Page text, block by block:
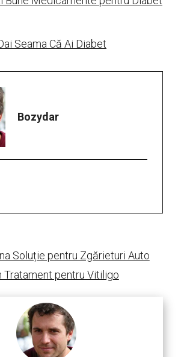
Seama Că Ai Diabet
Bozydar
Soluție pentru Zgărieturi Auto
Tratament pentru Vitiligo